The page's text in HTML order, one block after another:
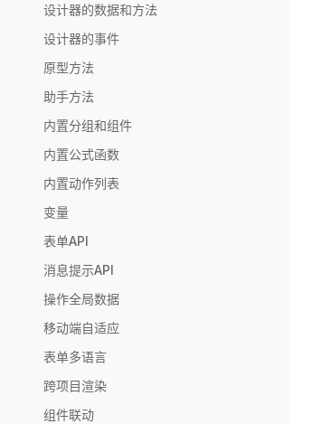
设计器的数据和方法
设计器的事件
原型方法
助手方法
内置分组和组件
内置公式函数
内置动作列表
变量
表单API
消息提示API
操作全局数据
移动端自适应
表单多语言
跨项目渲染
组件联动